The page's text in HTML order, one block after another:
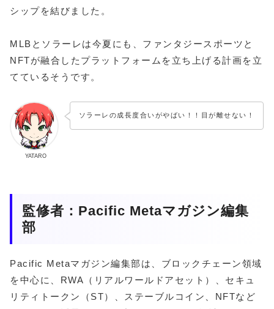
シップを結びました。
MLBとソラーレは今夏にも、ファンタジースポーツと
NFTが融合したプラットフォームを立ち上げる計画を立
てているそうです。
YATARO
ソラーレの成長度合いがやばい！！目が離せない！
監修者：Pacific Metaマガジン編集
部
Pacific Metaマガジン編集部は、ブロックチェーン領域
を中心に、RWA（リアルワールドアセット）、セキュ
リティトークン（ST）、ステーブルコイン、NFTなど